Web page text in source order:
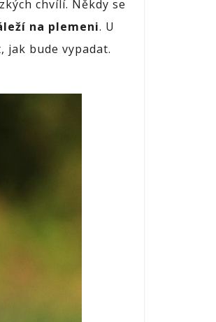
chvílí. Někdy se
na plemeni. U
jak bude vypadat.